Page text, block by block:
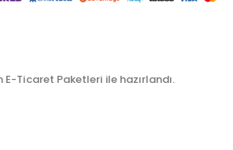
E-Ticaret Paketleri ile hazırlandı.